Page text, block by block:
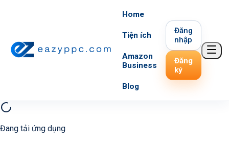
Home
Tiện ích
Amazon
Business
Blog
Đăng
nhập
Đăng
ký
Đang tải ứng dụng